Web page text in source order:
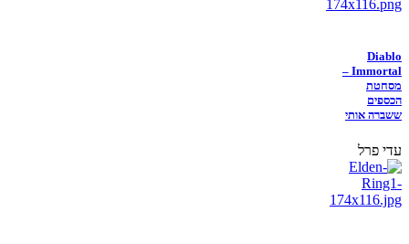
Diablo
Immortal –
מסחטת
הכספים
ששברה אותי
עדי פרל